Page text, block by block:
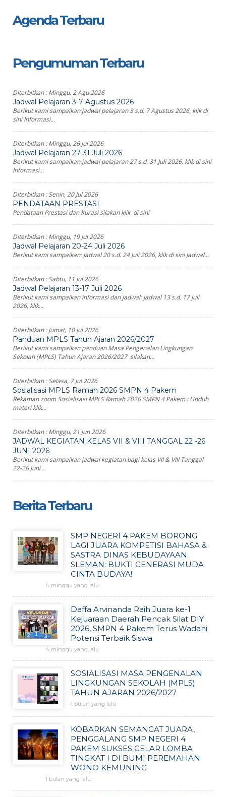
Agenda Terbaru
Pengumuman Terbaru
Diterbitkan :Minggu, 2 Agu 2026
Jadwal Pelajaran 3-7 Agustus 2026
Berikut kami sampaikan:jadwal pelajaran 3 s.d. 7 Agustus 2026, klik di
sini Informasi...
Diterbitkan :Minggu, 26 Jul 2026
Jadwal Pelajaran 27-31 Juli 2026
Berikut kami sampaikan:jadwal pelajaran 27 s.d. 31 Juli 2026, klik di sini
Informasi...
Diterbitkan :Senin, 20 Jul 2026
PENDATAAN PRESTASI
Pendataan Prestasi dan Kurasi silakan klik di sini
Diterbitkan :Minggu, 19 Jul 2026
Jadwal Pelajaran 20-24 Juli 2026
Berikut kami sampaikan: Jadwal 20 s.d. 24 Juli 2026, klik di sini Jadwal...
Diterbitkan :Sabtu, 11 Jul 2026
Jadwal Pelajaran 13-17 Juli 2026
Berikut kami sampaikan informasi dan jadwal: Jadwal 13 s.d. 17 Juli
2026, klik...
Diterbitkan :Jumat, 10 Jul 2026
Panduan MPLS Tahun Ajaran 2026/2027
Berikut kami sampaikan panduan Masa Pengenalan Lingkungan
Sekolah (MPLS) Tahun Ajaran 2026/2027 silakan...
Diterbitkan :Selasa, 7 Jul 2026
Sosialisasi MPLS Ramah 2026 SMPN 4 Pakem
Rekaman zoom Sosialisasi MPLS Ramah 2026 SMPN 4 Pakem : Unduh
materi klik...
Diterbitkan :Minggu, 21 Jun 2026
JADWAL KEGIATAN KELAS VII & VIII TANGGAL 22 -26
JUNI 2026
Berikut kami sampaikan jadwal kegiatan bagi kelas VII & VIII Tanggal
22-26 Juni...
Berita Terbaru
SMP NEGERI 4 PAKEM BORONG
LAGI JUARA KOMPETISI BAHASA &
SASTRA DINAS KEBUDAYAAN
SLEMAN: BUKTI GENERASI MUDA
CINTA BUDAYA!
4 minggu yang lalu
Daffa Arvinanda Raih Juara ke-1
Kejuaraan Daerah Pencak Silat DIY
2026, SMPN 4 Pakem Terus Wadahi
Potensi Terbaik Siswa
4 minggu yang lalu
SOSIALISASI MASA PENGENALAN
LINGKUNGAN SEKOLAH (MPLS)
TAHUN AJARAN 2026/2027
1 bulan yang lalu
KOBARKAN SEMANGAT JUARA,
PENGGALANG SMP NEGERI 4
PAKEM SUKSES GELAR LOMBA
TINGKAT I DI BUMI PEREMAHAN
WONO KEMUNING
1 bulan yang lalu